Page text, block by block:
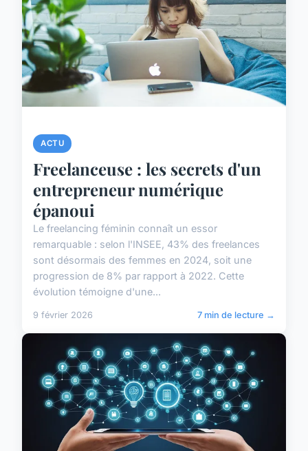
ACTU
Freelanceuse : les secrets d'un
entrepreneur numérique
épanoui
Le freelancing féminin connaît un essor
remarquable : selon l'INSEE, 43% des freelances
sont désormais des femmes en 2024, soit une
progression de 8% par rapport à 2022. Cette
évolution témoigne d'une...
9 février 2026 7 min de lecture →